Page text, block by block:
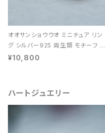
オオサンショウウオ ミニチュア リン
グ シルバー925 両生類 モチーフ レ
ディース ユニセックス
¥10,800
ハートジュエリー